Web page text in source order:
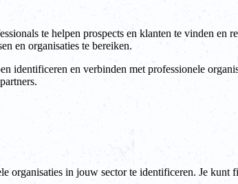
te helpen prospects en klanten te vinden en
en organisaties te bereiken.
en verbinden met professionele
organisaties in jouw sector te identificeren. Je